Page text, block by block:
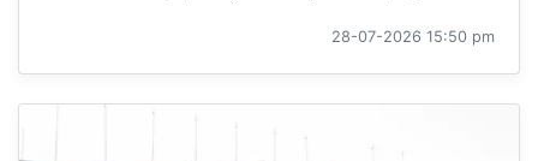
28-07-2026 15:50 pm